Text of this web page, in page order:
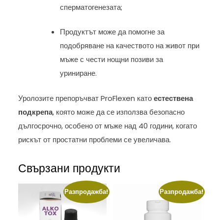
сперматогенезата;
Продуктът може да помогне за
подобряване на качеството на живот при
мъже с чести нощни позиви за
уриниране.
Уролозите препоръчват ProFlexen катоестествена
подкрепа, която може да се използва безопасно
дългосрочно, особено от мъже над 40 години, когато
рискът от простатни проблеми се увеличава.
Свързани продукти
Разпродажба! Разпродажба!